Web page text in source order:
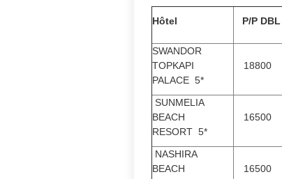
Hôtel P/P DBL
SWANDOR
TOPKAPI
PALACE 5*
18800
SUNMELIA
BEACH
RESORT 5*
16500
NASHIRA
BEACH
16500